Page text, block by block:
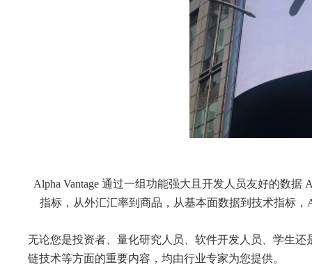
Alpha Vantage 通过一组功能强大且开发人员友好的数
指标，从外汇汇率到商品，从基本面数据到技术指标，
无论您是投资者、量化研究人员、软件开发人员、学生
链技术等方面的重要内容，均由行业专家为您提供。